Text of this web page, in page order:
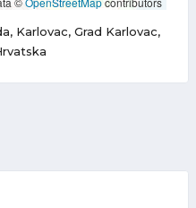
Karlovac, Grad Karlovac,